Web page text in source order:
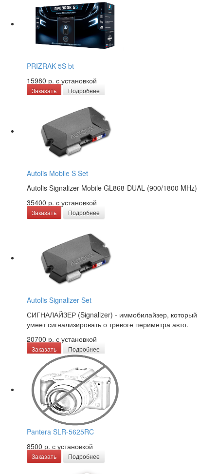
PRIZRAK 5S bt
15980 р. с установкой
Заказать Подробнее
Autolis Mobile S Set
Autolis Signalizer Mobile GL868-DUAL (900/1800 MHz)
35400 р. с установкой
Заказать Подробнее
Autolis Signalizer Set
СИГНАЛАЙЗЕР (Signalizer) - иммобилайзер, который
умеет сигнализировать о тревоге периметра авто.
20700 р. с установкой
Заказать Подробнее
Pantera SLR-5625RC
8500 р. с установкой
Заказать Подробнее